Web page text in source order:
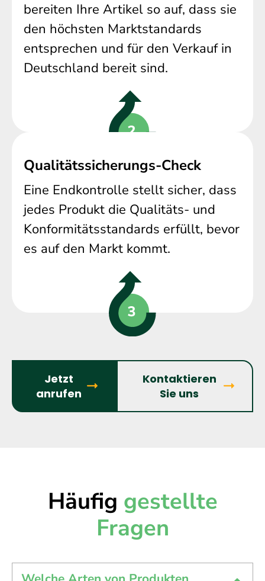
bereiten Ihre Artikel so auf, dass sie
den höchsten Marktstandards
entsprechen und für den Verkauf in
Deutschland bereit sind.
Qualitätssicherungs-Check
Eine Endkontrolle stellt sicher, dass
jedes Produkt die Qualitäts- und
Konformitätsstandards erfüllt, bevor
es auf den Markt kommt.
Jetzt
anrufen
Kontaktieren
Sie uns
Häufig gestellte
Fragen